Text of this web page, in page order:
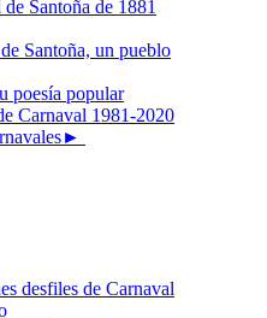
Santoña de 1881
Santoña, un pueblo
poesía popular
Carnaval 1981-2020
desfiles de Carnaval